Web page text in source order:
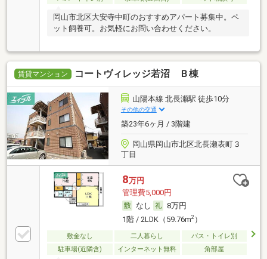
岡山市北区大安寺中町のおすすめアパート募集中。ペ
ット飼養可。お気軽にお問い合わせください。
賃貸マンション コートヴィレッジ若沼 Ｂ棟
山陽本線 北長瀬駅 徒歩10分
その他の交通
築23年6ヶ月 / 3階建
岡山県岡山市北区北長瀬表町３
丁目
8万円
管理費5,000円
なし
8万円
1階 / 2LDK（59.76m2）
敷金なし 二人暮らし
バス・トイレ別
駐車場(近隣含)
インターネット無料 角部屋